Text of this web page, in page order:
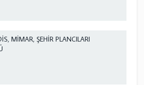
MİMAR, ŞEHİR PLANCILARI